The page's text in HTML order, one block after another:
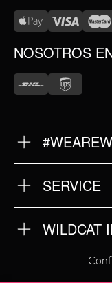
NOSOTROS
NUESTRA
NUESTRA
SERVICE
TÉRMINOS
IMPRINT
POLÍTICA
WILDCAT
WILDCAT